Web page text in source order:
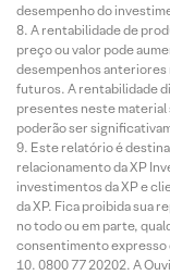
desempenho do
A rentabilidade de
preço ou valor pode
desempenhos anteriores
futuros. A rentabilidade
presentes neste material
poderão ser
Este relatório é
relacionamento da XP
investimentos da XP e
da XP. Fica proibida sua
no todo ou em parte,
consentimento expresso
0800 77 20202. A